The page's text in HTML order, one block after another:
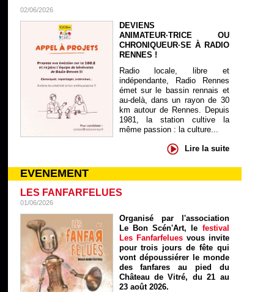
02/06/2026
DEVIENS
ANIMATEUR·TRICE OU
CHRONIQUEUR·SE À RADIO
RENNES !
Radio locale, libre et
indépendante, Radio Rennes
émet sur le bassin rennais et
au-delà, dans un rayon de 30
km autour de Rennes. Depuis
1981, la station cultive la
même passion : la culture...
Lire la suite
EVENEMENT
LES FANFARFELUES
01/06/2026
Organisé par l'association
Le Bon Scén'Art, le festival
Les Fanfarfelues vous invite
pour trois jours de fête qui
vont dépoussiérer le monde
des fanfares au pied du
Château de Vitré, du 21 au
23 août 2026.